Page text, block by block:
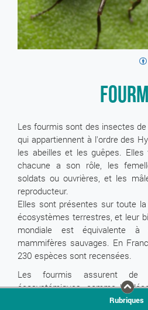
Les fourmis sont des insectes
qui appartiennent à l'ordre des
les abeilles et les guêpes.
chacune a son rôle, les
soldats ou ouvrières, et les
reproducteur.
Elles sont présentes sur toute
écosystèmes terrestres, et leur
mondiale est équivalente
mammifères sauvages. En
230 espèces sont recensées.
Les fourmis assurent de
écosystémiques, comme la
organique, l’aération des sols et
Rubriques